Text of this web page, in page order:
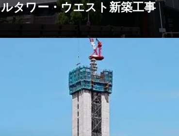
ルタワー・ウエスト新築工事